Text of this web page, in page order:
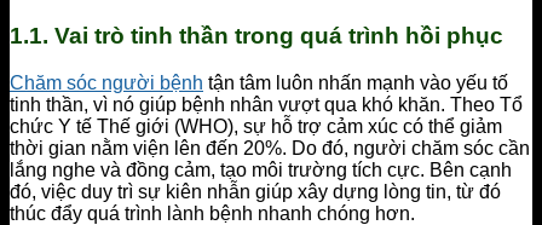
1.1. Vai trò tinh thần trong quá trình hồi phục
Chăm sóc người bệnh tận tâm luôn nhấn mạnh vào yếu tố
tinh thần, vì nó giúp bệnh nhân vượt qua khó khăn. Theo Tổ
chức Y tế Thế giới (WHO), sự hỗ trợ cảm xúc có thể giảm
thời gian nằm viện lên đến 20%. Do đó, người chăm sóc cần
lắng nghe và đồng cảm, tạo môi trường tích cực. Bên cạnh
đó, việc duy trì sự kiên nhẫn giúp xây dựng lòng tin, từ đó
thúc đẩy quá trình lành bệnh nhanh chóng hơn.